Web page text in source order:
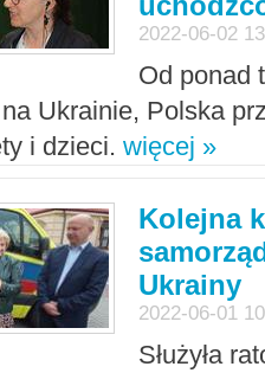
2022-06-02
Od ponad
Ukrainie, Polska
i dzieci. więcej »
Kolejna
Ukrainy
2022-06-01
Służyła